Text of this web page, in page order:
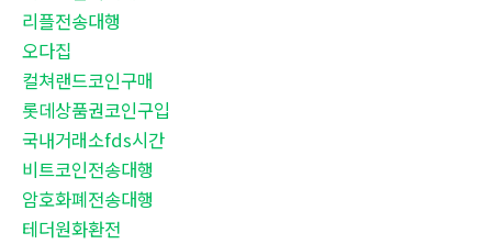
리플전송대행
오다집
컬쳐랜드코인구매
롯데상품권코인구입
국내거래소fds시간
비트코인전송대행
암호화폐전송대행
테더원화환전